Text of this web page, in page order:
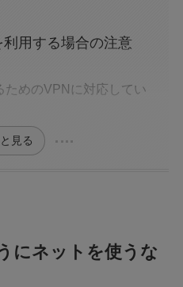
用する場合の注意
ためのVPNに対応してい
見る
にネットを使うな